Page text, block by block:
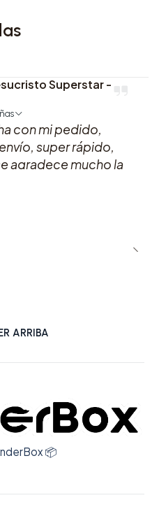
Superstar -
con mi pedido,
super rápido,
agradece mucho la
hacia los
ARRIBA
📦